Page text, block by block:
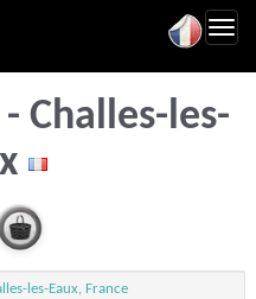
Challes-les-
les-Eaux, France